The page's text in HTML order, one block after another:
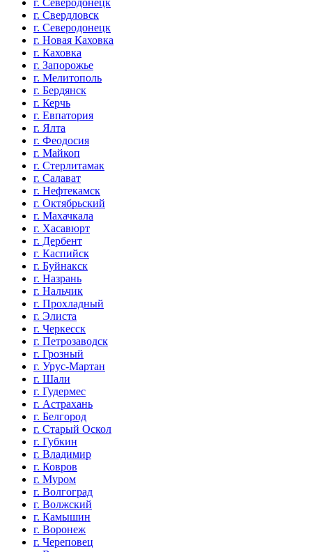
г. Северодонецк
г. Свердловск
г. Северодонецк
г. Новая Каховка
г. Каховка
г. Запорожье
г. Мелитополь
г. Бердянск
г. Керчь
г. Евпатория
г. Ялта
г. Феодосия
г. Майкоп
г. Стерлитамак
г. Салават
г. Нефтекамск
г. Октябрьский
г. Махачкала
г. Хасавюрт
г. Дербент
г. Каспийск
г. Буйнакск
г. Назрань
г. Нальчик
г. Прохладный
г. Элиста
г. Черкесск
г. Петрозаводск
г. Грозный
г. Урус-Мартан
г. Шали
г. Гудермес
г. Астрахань
г. Белгород
г. Старый Оскол
г. Губкин
г. Владимир
г. Ковров
г. Муром
г. Волгоград
г. Волжский
г. Камышин
г. Воронеж
г. Череповец